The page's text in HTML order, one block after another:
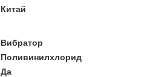
Китай
Вибратор
Поливинилхлорид
Да